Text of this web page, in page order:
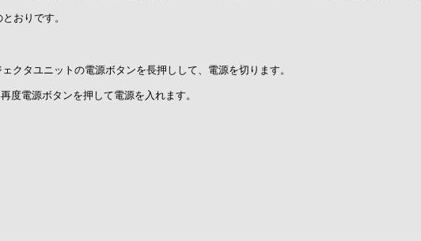
おりです。
クタユニットの電源ボタンを長押しして、電源を切ります。
度電源ボタンを押して電源を入れます。